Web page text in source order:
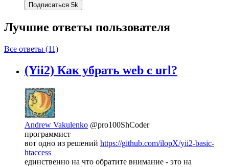
Подписаться 5k
Лучшие ответы пользователя
Все ответы (11)
(Yii2) Как убрать web с url?
Andrew Vakulenko @pro100ShCoder
программист
вот одно из решений https://github.com/ilopX/yii2-basic-
htaccess
единственно на что обратите внимание - это на